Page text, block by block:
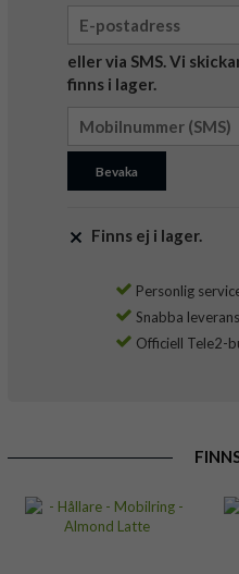
eller via SMS. Vi
finns i lager.
Bevaka
Finns ej i lager.
Personlig
Snabba
Officiell Tele2-